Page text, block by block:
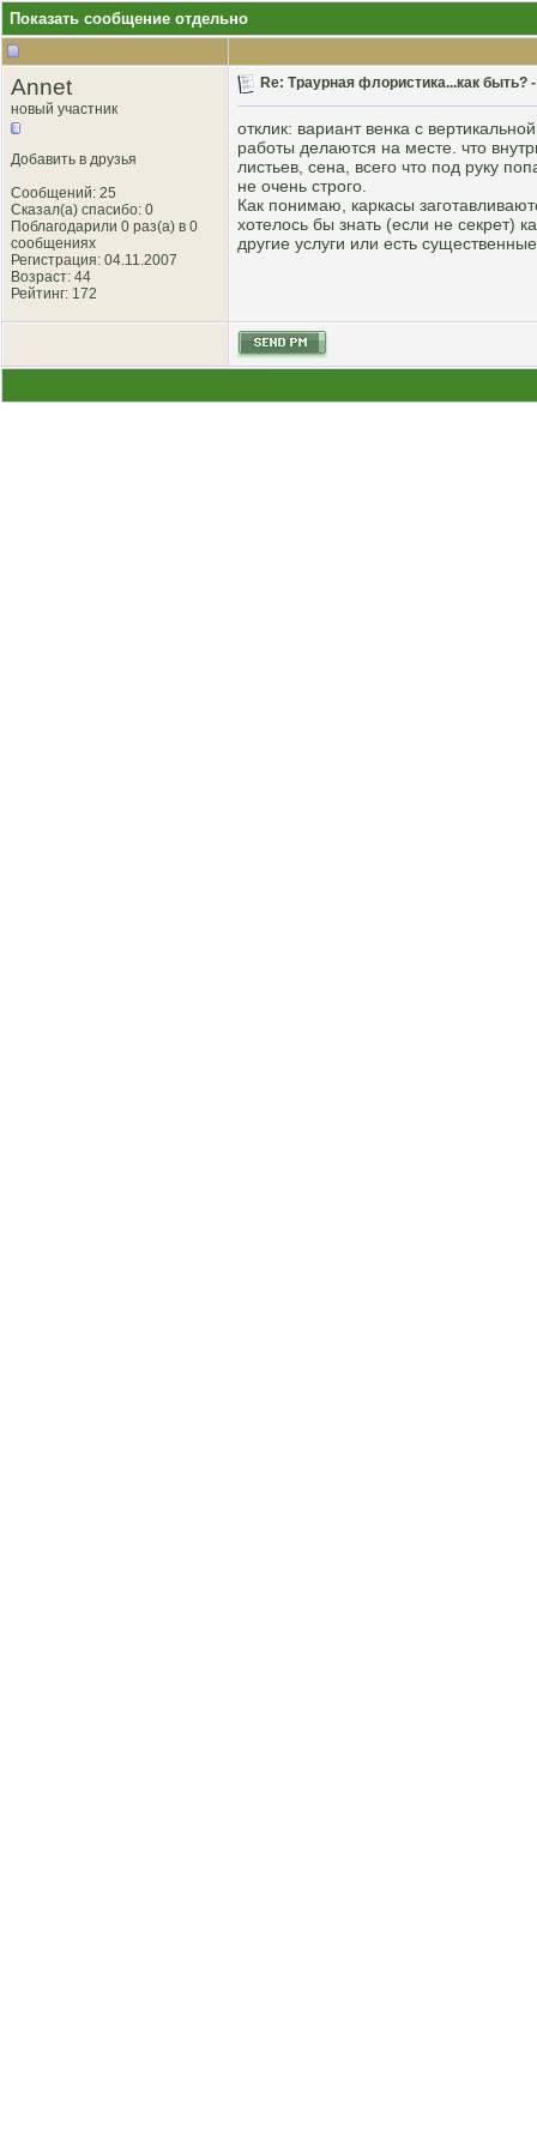
Показать сообщение отдельно
Annet
новый участник
Добавить в друзья
Сообщений: 25
Сказал(а) спасибо: 0
Поблагодарили 0 раз(а) в 0
сообщениях
Регистрация: 04.11.2007
Возраст: 44
Рейтинг: 172
Re: Траурная флористика...как быть?
отклик: вариант венка с
работы делаются на месте. что
листьев, сена, всего что под руку
не очень строго.
Как понимаю, каркасы
хотелось бы знать (если не секрет)
другие услуги или есть